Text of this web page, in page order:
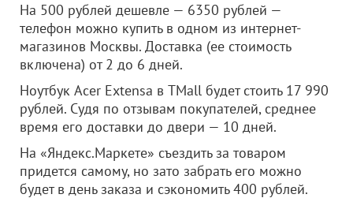
На 500 рублей дешевле — 6350 рублей —
телефон можно купить в одном из интернет-
магазинов Москвы. Доставка (ее стоимость
включена) от 2 до 6 дней.
Ноутбук Acer Extensa в TMall будет стоить 17 990
рублей. Судя по отзывам покупателей, среднее
время его доставки до двери — 10 дней.
На «Яндекс.Маркете» съездить за товаром
придется самому, но зато забрать его можно
будет в день заказа и сэкономить 400 рублей.